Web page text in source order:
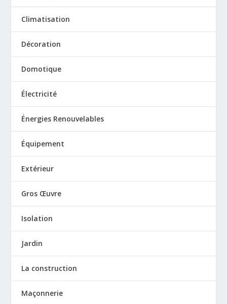
Climatisation
Décoration
Domotique
Électricité
Énergies Renouvelables
Équipement
Extérieur
Gros Œuvre
Isolation
Jardin
La construction
Maçonnerie